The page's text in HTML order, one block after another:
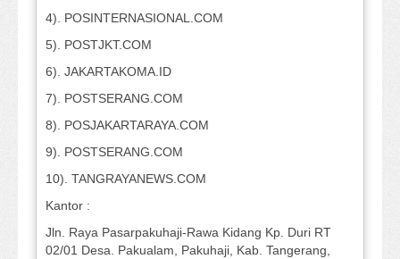
4). POSINTERNASIONAL.COM
5). POSTJKT.COM
6). JAKARTAKOMA.ID
7). POSTSERANG.COM
8). POSJAKARTARAYA.COM
9). POSTSERANG.COM
10). TANGRAYANEWS.COM
Kantor :
Jln. Raya Pasarpakuhaji-Rawa Kidang Kp. Duri RT
02/01 Desa. Pakualam, Pakuhaji, Kab. Tangerang,